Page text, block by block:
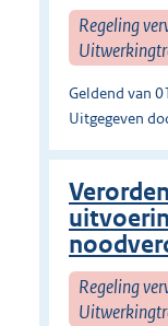
Regeling
Geldend van
Uitgegeven
Regeling